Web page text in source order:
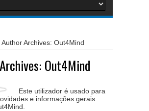
Author Archives: Out4Mind
Out4Mind
Este utilizador é usado para
e informações gerais